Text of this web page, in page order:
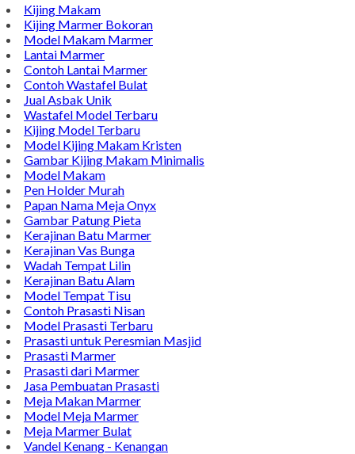
Kijing Makam
Kijing Marmer Bokoran
Model Makam Marmer
Lantai Marmer
Contoh Lantai Marmer
Contoh Wastafel Bulat
Jual Asbak Unik
Wastafel Model Terbaru
Kijing Model Terbaru
Model Kijing Makam Kristen
Gambar Kijing Makam Minimalis
Model Makam
Pen Holder Murah
Papan Nama Meja Onyx
Gambar Patung Pieta
Kerajinan Batu Marmer
Kerajinan Vas Bunga
Wadah Tempat Lilin
Kerajinan Batu Alam
Model Tempat Tisu
Contoh Prasasti Nisan
Model Prasasti Terbaru
Prasasti untuk Peresmian Masjid
Prasasti Marmer
Prasasti dari Marmer
Jasa Pembuatan Prasasti
Meja Makan Marmer
Model Meja Marmer
Meja Marmer Bulat
Vandel Kenang - Kenangan